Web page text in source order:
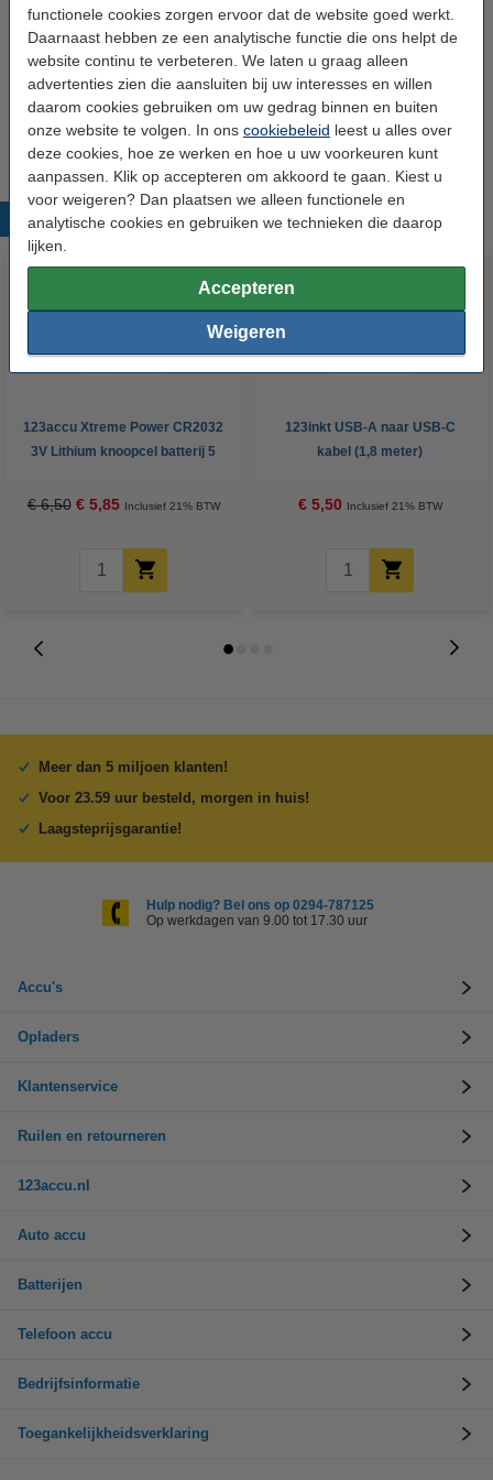
functionele cookies zorgen ervoor dat de website goed werkt.
Daarnaast hebben ze een analytische functie die ons helpt de
website continu te verbeteren. We laten u graag alleen
advertenties zien die aansluiten bij uw interesses en willen
daarom cookies gebruiken om uw gedrag binnen en buiten
onze website te volgen. In ons cookiebeleid leest u alles over
deze cookies, hoe ze werken en hoe u uw voorkeuren kunt
aanpassen. Klik op accepteren om akkoord te gaan. Kiest u
voor weigeren? Dan plaatsen we alleen functionele en
analytische cookies en gebruiken we technieken die daarop
lijken.
Accepteren
Weigeren
Output connector: USB-C
Aantal: 1
Type kabel: Europa met randaarde
Uw oude apparaat
Populaire producten
123accu Xtreme Power CR2032
3V Lithium knoopcel batterij 5
€ 6,50 € 5,85 Inclusief 21% BTW
123inkt USB-A naar USB-C
kabel (1,8 meter)
€ 5,50 Inclusief 21% BTW
Meer dan 5 miljoen klanten!
Voor 23.59 uur besteld, morgen in huis!
Laagsteprijsgarantie!
Hulp nodig? Bel ons op 0294-787125
Op werkdagen van 9.00 tot 17.30 uur
Accu's
Opladers
Klantenservice
Ruilen en retourneren
123accu.nl
Auto accu
Batterijen
Telefoon accu
Bedrijfsinformatie
Toegankelijkheidsverklaring